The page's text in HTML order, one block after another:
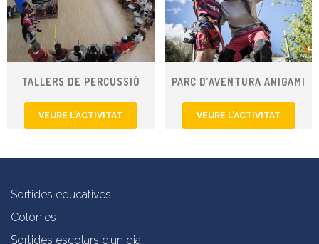
TALLERS DE PERCUSSIÓ
VEURE L’ACTIVITAT
PARC D’AVENTURA ANIGAMI
VEURE L’ACTIVITAT
Sortides educatives
Colònies
Sortides escolars d’un dia